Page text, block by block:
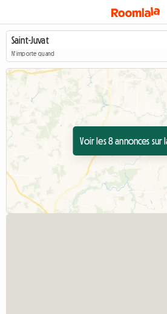
N'importe quand
Voir les 8 annonces sur